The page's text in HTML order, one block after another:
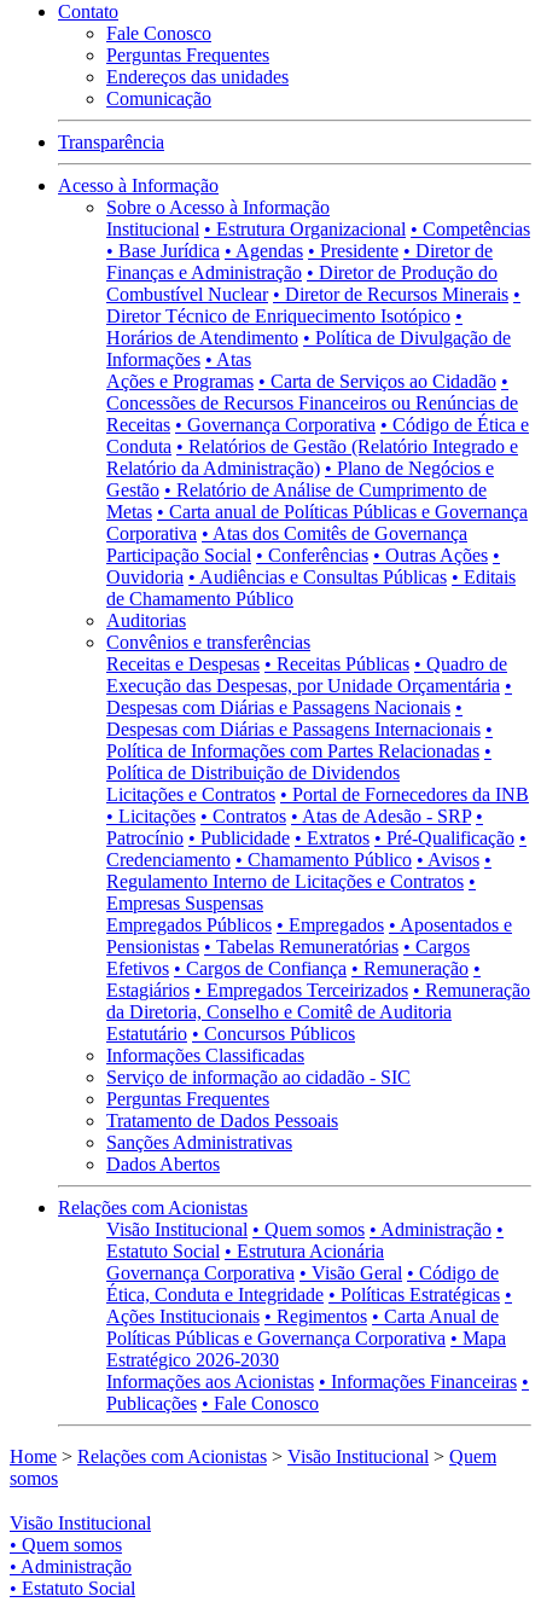
Contato
Fale Conosco
Perguntas Frequentes
Endereços das unidades
Comunicação
Transparência
Acesso à Informação
Sobre o Acesso à Informação
Institucional • Estrutura Organizacional • Competências
• Base Jurídica • Agendas • Presidente • Diretor de
Finanças e Administração • Diretor de Produção do
Combustível Nuclear • Diretor de Recursos Minerais •
Diretor Técnico de Enriquecimento Isotópico •
Horários de Atendimento • Política de Divulgação de
Informações • Atas
Ações e Programas • Carta de Serviços ao Cidadão •
Concessões de Recursos Financeiros ou Renúncias de
Receitas • Governança Corporativa • Código de Ética e
Conduta • Relatórios de Gestão (Relatório Integrado e
Relatório da Administração) • Plano de Negócios e
Gestão • Relatório de Análise de Cumprimento de
Metas • Carta anual de Políticas Públicas e Governança
Corporativa • Atas dos Comitês de Governança
Participação Social • Conferências • Outras Ações •
Ouvidoria • Audiências e Consultas Públicas • Editais
de Chamamento Público
Auditorias
Convênios e transferências
Receitas e Despesas • Receitas Públicas • Quadro de
Execução das Despesas, por Unidade Orçamentária •
Despesas com Diárias e Passagens Nacionais •
Despesas com Diárias e Passagens Internacionais •
Política de Informações com Partes Relacionadas •
Política de Distribuição de Dividendos
Licitações e Contratos • Portal de Fornecedores da INB
• Licitações • Contratos • Atas de Adesão - SRP •
Patrocínio • Publicidade • Extratos • Pré-Qualificação •
Credenciamento • Chamamento Público • Avisos •
Regulamento Interno de Licitações e Contratos •
Empresas Suspensas
Empregados Públicos • Empregados • Aposentados e
Pensionistas • Tabelas Remuneratórias • Cargos
Efetivos • Cargos de Confiança • Remuneração •
Estagiários • Empregados Terceirizados • Remuneração
da Diretoria, Conselho e Comitê de Auditoria
Estatutário • Concursos Públicos
Informações Classificadas
Serviço de informação ao cidadão - SIC
Perguntas Frequentes
Tratamento de Dados Pessoais
Sanções Administrativas
Dados Abertos
Relações com Acionistas
Visão Institucional • Quem somos • Administração •
Estatuto Social • Estrutura Acionária
Governança Corporativa • Visão Geral • Código de
Ética, Conduta e Integridade • Políticas Estratégicas •
Ações Institucionais • Regimentos • Carta Anual de
Políticas Públicas e Governança Corporativa • Mapa
Estratégico 2026-2030
Informações aos Acionistas • Informações Financeiras •
Publicações • Fale Conosco
Home > Relações com Acionistas > Visão Institucional > Quem
somos
Visão Institucional
• Quem somos
• Administração
• Estatuto Social